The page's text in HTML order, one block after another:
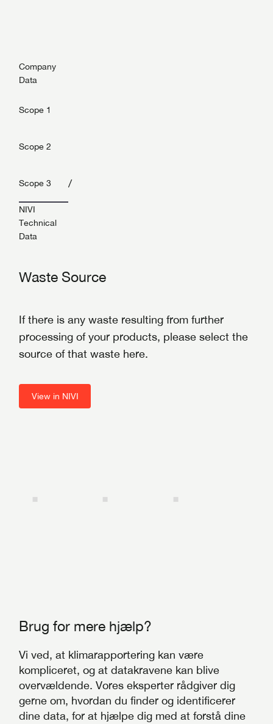
Company
Data
Scope 1
Scope 2
/
Scope 3
NIVI
Technical
Data
Waste Source
If there is any waste resulting from further
processing of your products, please select the
source of that waste here.
View in NIVI
Brug for mere hjælp?
Vi ved, at klimarapportering kan være
kompliceret, og at datakravene kan blive
overvældende. Vores eksperter rådgiver dig
gerne om, hvordan du finder og identificerer
dine data, for at hjælpe dig med at forstå dine